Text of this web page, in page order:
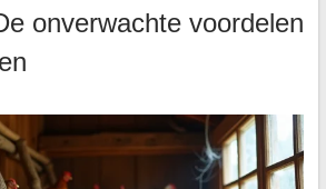
onverwachte voordelen